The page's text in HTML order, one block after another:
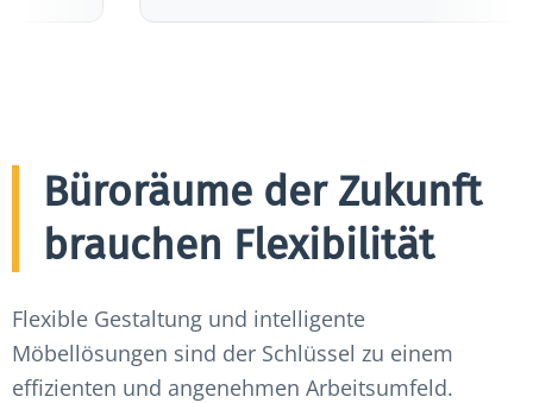
Büroräume der Zukunft
brauchen Flexibilität
Flexible Gestaltung und intelligente
Möbellösungen sind der Schlüssel zu einem
effizienten und angenehmen Arbeitsumfeld.